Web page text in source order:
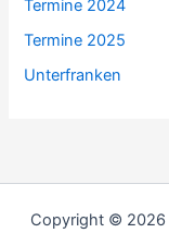
Termine 2024
Termine 2025
Unterfranken
Copyright © 2026